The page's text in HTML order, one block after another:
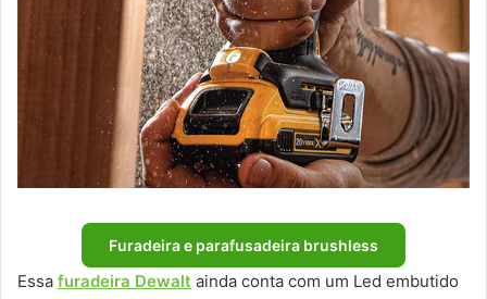
Furadeira e parafusadeira brushless
Essa furadeira Dewalt ainda conta com um Led embutido